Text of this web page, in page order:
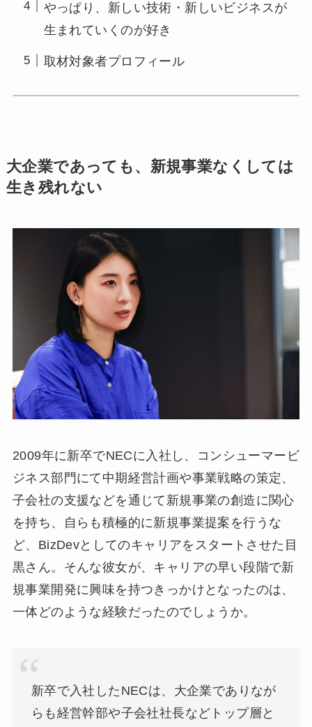
やっぱり、新しい技術・新しいビジネスが
生まれていくのが好き
取材対象者プロフィール
大企業であっても、新規事業なくしては
生き残れない
2009年に新卒でNECに入社し、コンシューマービ
ジネス部門にて中期経営計画や事業戦略の策定、
子会社の支援などを通じて新規事業の創造に関心
を持ち、自らも積極的に新規事業提案を行うな
ど、BizDevとしてのキャリアをスタートさせた目
黒さん。そんな彼女が、キャリアの早い段階で新
規事業開発に興味を持つきっかけとなったのは、
一体どのような経験だったのでしょうか。
新卒で入社したNECは、大企業でありなが
らも経営幹部や子会社社長などトップ層と